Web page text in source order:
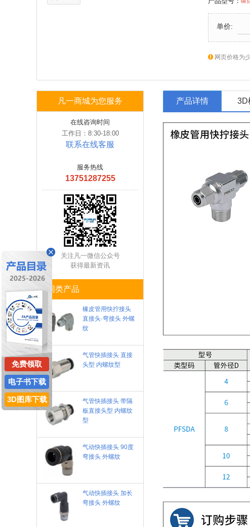
单价:
网页价格为
产品详情 3D
凡一商城为您服务
在线咨询时间
工作日：8:30-18:00
联系在线客服
服务热线
13751287255
关注凡一微信公众号
获得最新资讯
同类产品
橡皮管用快拧接头
直接头·弯接头 外螺
纹
气管快插接头 直接
头型 内螺纹型
气管快插接头 带隔
板直接头型 内螺纹
型
气动快插接头 90度
弯接头 外螺纹
气动快插接头 加长
弯接头 外螺纹
免费领取
电子书下载
3D图库下载